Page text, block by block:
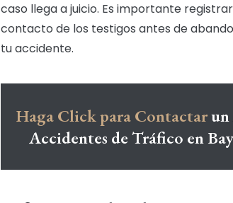
caso llega a juicio. Es importante
contacto de los testigos antes de
tu accidente.
Haga Click para Contactarun
Accidentes de Tráfico en